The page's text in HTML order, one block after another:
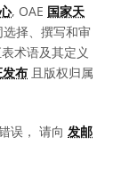
, OAE 国家天
择、撰写和审
术语及其定义
布 且版权归属
误， 请向 发邮